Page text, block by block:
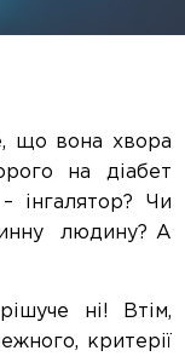
що вона хвора
на діабет
інгалятор? Чи
людину? А
ні! Втім,
критерії